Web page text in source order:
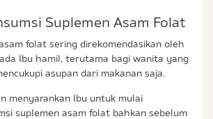
Suplemen Asam Folat
folat sering direkomendasikan oleh
Ibu hamil, terutama bagi wanita yang
asupan dari makanan saja.
menyarankan Ibu untuk mulai
suplemen asam folat bahkan sebelum